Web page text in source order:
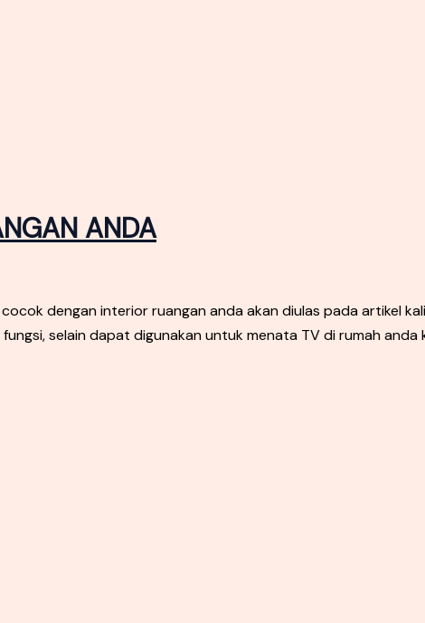
ANDA
cocok dengan interior ruangan anda akan diulas pada artikel
selain dapat digunakan untuk menata TV di rumah anda